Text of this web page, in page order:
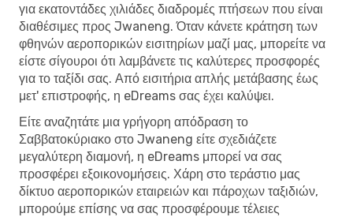
για εκατοντάδες χιλιάδες διαδρομές πτήσεων που είναι
διαθέσιμες προς Jwaneng. Όταν κάνετε κράτηση των
φθηνών αεροπορικών εισιτηρίων μαζί μας, μπορείτε να
είστε σίγουροι ότι λαμβάνετε τις καλύτερες προσφορές
για το ταξίδι σας. Από εισιτήρια απλής μετάβασης έως
μετ' επιστροφής, η eDreams σας έχει καλύψει.
Είτε αναζητάτε μια γρήγορη απόδραση το
Σαββατοκύριακο στο Jwaneng είτε σχεδιάζετε
μεγαλύτερη διαμονή, η eDreams μπορεί να σας
προσφέρει εξοικονομήσεις. Χάρη στο τεράστιο μας
δίκτυο αεροπορικών εταιρειών και πάροχων ταξιδιών,
μπορούμε επίσης να σας προσφέρουμε τέλειες